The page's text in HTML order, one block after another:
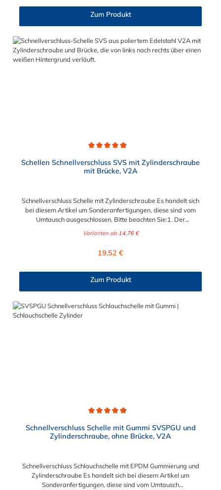
Zylinderschraube und Brücke, sind sichere und flexible
Verbindungselemente für Bereiche, in denen ein häufiges und
schnelles Schließen und Lösen der Verbindungen erforderlich
ist, wie z. B. in Filter- und Abfüllanlagen oder in
Rohrleitungssystemen der Lebensmittelindustrie, die einer
Reinigung unterliegen. Das Bandmaterial der Schelle variiert je
Zum Produkt
Schellen Schnellverschluss SVS mit Zylinderschraube
mit Brücke, V2A
Schnellverschluss Schelle mit Zylinderschraube Es handelt sich
bei diesem Artikel um Sonderanfertigungen, diese sind vom
Umtausch ausgeschlossen. Bitte beachten Sie:1. Der
Verstellmöglichkeit durch die Schraube (+/- 2 mm) dient
und Gewinderollen vom Verschluss sind aus vernickeltem
Zylinderschraube und Brücke, sind sichere und flexible
ist, wie z. B. in Filter- und Abfüllanlagen oder in
Rohrleitungssystemen der Lebensmittelindustrie, die einer
Varianten ab14,76 €
Regulärer Preis:
19,52 €
Zum Produkt
Schnellverschluss Schelle mit Gummi SVSPGU und
Zylinderschraube, ohne Brücke, V2A
Schnellverschluss Schlauchschelle mit EPDM Gummierung und
Zylinderschraube Es handelt sich bei diesem Artikel um
Sonderanfertigungen, diese sind vom Umtausch